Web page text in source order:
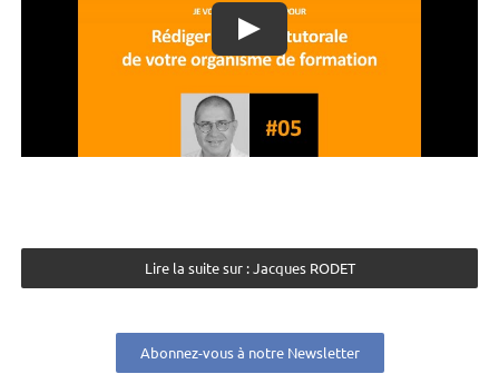
Lire la suite sur : Jacques RODET
Abonnez-vous à notre Newsletter